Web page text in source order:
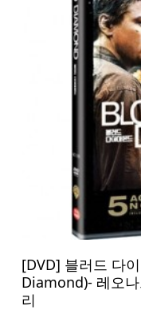
[DVD] 블러드 다
Diamond)- 레오
리